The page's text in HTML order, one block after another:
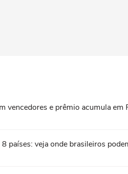
vencedores e prêmio acumula
países: veja onde brasileiros